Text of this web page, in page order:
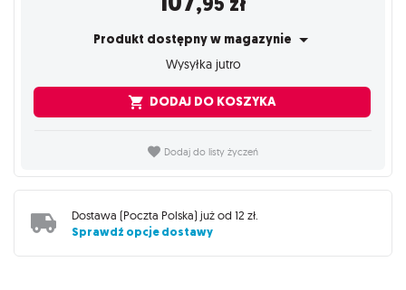
Produkt dostępny w magazynie
Wysyłka jutro
DODAJ DO KOSZYKA
Dodaj do listy życzeń
Dostawa (Poczta Polska) już od 12 zł
Sprawdź opcje dostawy